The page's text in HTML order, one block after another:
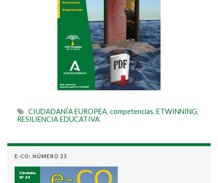
CIUDADANÍA EUROPEA, competencias, ETWINNING,
RESILIENCIA EDUCATIVA
E-CO: NÚMERO 23